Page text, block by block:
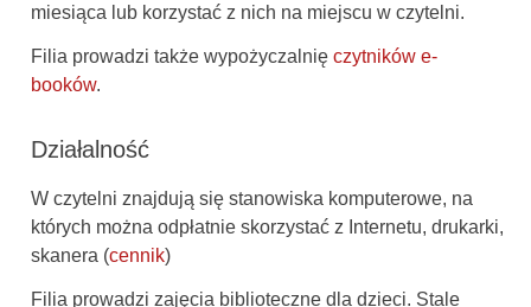
miesiąca lub korzystać z nich na miejscu w czytelni.
Filia prowadzi także wypożyczalnię czytników e-
booków.
Działalność
W czytelni znajdują się stanowiska komputerowe, na
których można odpłatnie skorzystać z Internetu, drukarki,
skanera (cennik)
Filia prowadzi zajęcia biblioteczne dla dzieci. Stale